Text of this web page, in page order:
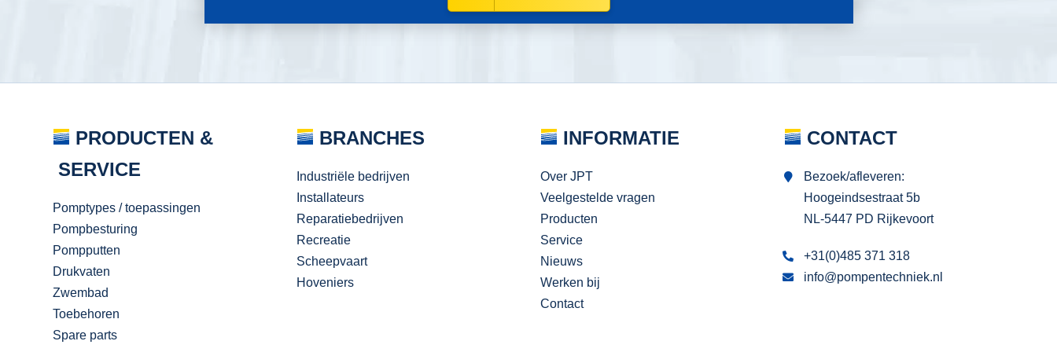
PRODUCTEN &
SERVICE
Pomptypes / toepassingen
Pompbesturing
Pompputten
Drukvaten
Zwembad
Toebehoren
Spare parts
BRANCHES
Industriële bedrijven
Installateurs
Reparatiebedrijven
Recreatie
Scheepvaart
Hoveniers
INFORMATIE
Over JPT
Veelgestelde vragen
Producten
Service
Nieuws
Werken bij
Contact
CONTACT
Bezoek/afleveren:
Hoogeindsestraat 5b
NL-5447 PD Rijkevoort
+31(0)485 371 318
info@pompentechniek.nl